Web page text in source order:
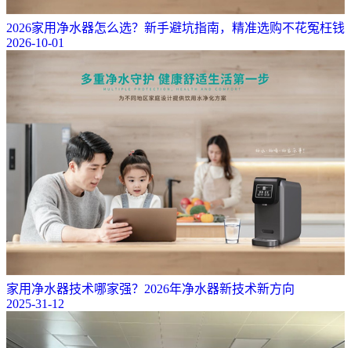
2026家用净水器怎么选？新手避坑指南，精准选购不花冤枉钱
2026-10-01
家用净水器技术哪家强？2026年净水器新技术新方向
2025-31-12